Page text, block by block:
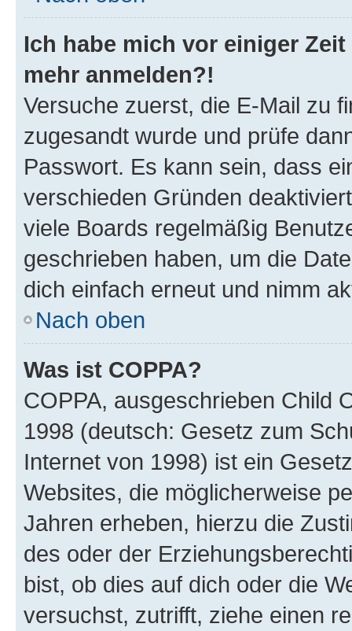
Ich habe mich vor einiger
mehr anmelden?!
Versuche zuerst, die E-Mail zu
zugesandt wurde und prüfe
Passwort. Es kann sein, dass
verschieden Gründen
viele Boards regelmäßig
geschrieben haben, um die
dich einfach erneut und nimm
Nach oben
Was ist COPPA?
COPPA, ausgeschrieben Child
1998 (deutsch: Gesetz zum
Internet von 1998) ist ein
Websites, die möglicherweise
Jahren erheben, hierzu die
des oder der
bist, ob dies auf dich oder die
versuchst, zutrifft, ziehe einen